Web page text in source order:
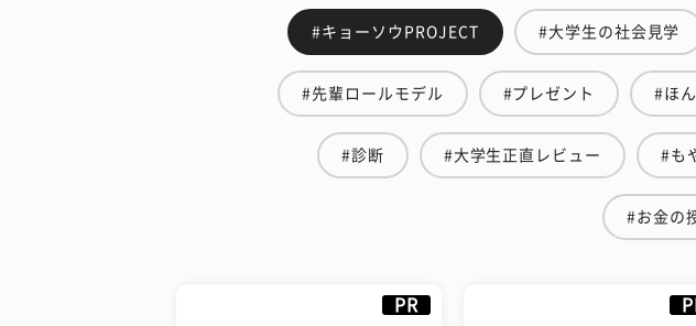
#キョーソウPROJECT #大学生の社会見学
#先輩ロールモデル #プレゼント #ほ
#診断 #大学生正直レビュー #も
#お金の
PR